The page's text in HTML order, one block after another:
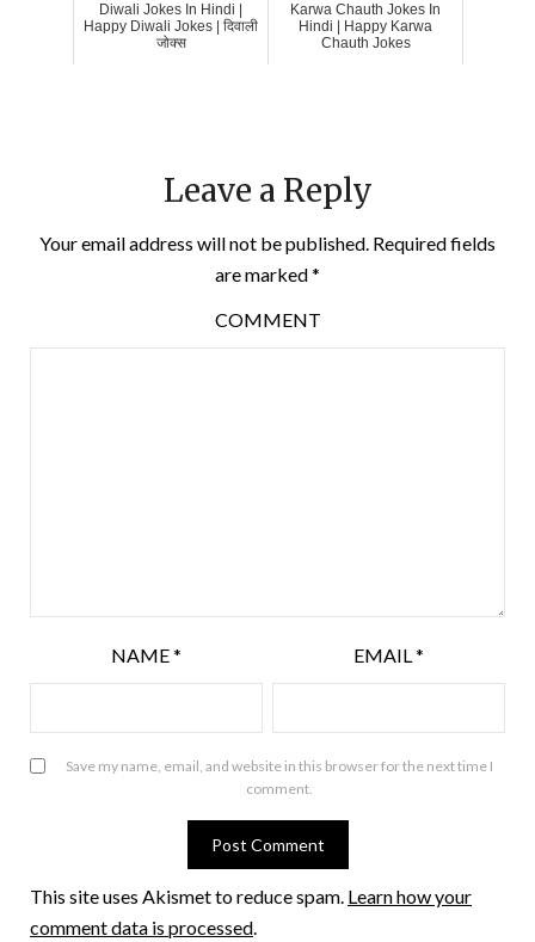
Diwali Jokes In Hindi |
Happy Diwali Jokes | दिवाली
जोक्स
Karwa Chauth Jokes In
Hindi | Happy Karwa
Chauth Jokes
Leave a Reply
Your email address will not be published. Required fields
are marked*
COMMENT
NAME* EMAIL*
Save my name, email, and website in this browser for the next time I
comment.
This site uses Akismet to reduce spam. Learn how your
comment data is processed.